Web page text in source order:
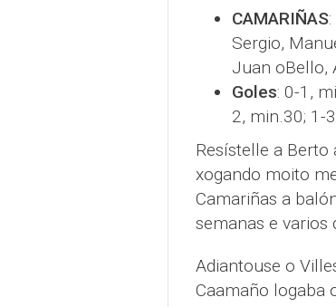
CAMARIÑAS
Sergio,
Juan oBello,
Goles: 0-1,
2, min.30; 1-
Resístelle a Berto
xogando moito
Camariñas a
semanas e varios
Adiantouse o
Caamaño logaba